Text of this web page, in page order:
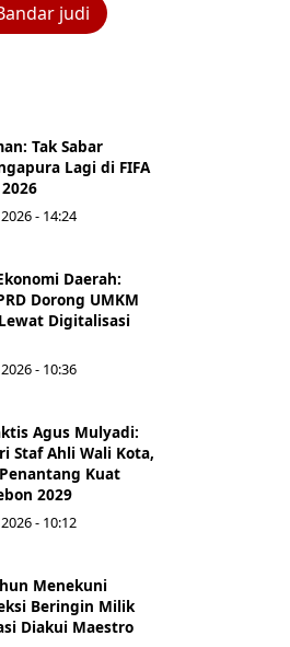
judi
Tak Sabar
Lagi di FIFA
- 14:24
Daerah:
Dorong UMKM
Digitalisasi
- 10:36
Agus Mulyadi:
Staf Ahli Wali Kota,
Kuat
2029
- 10:12
Menekuni
Beringin Milik
Diakui Maestro